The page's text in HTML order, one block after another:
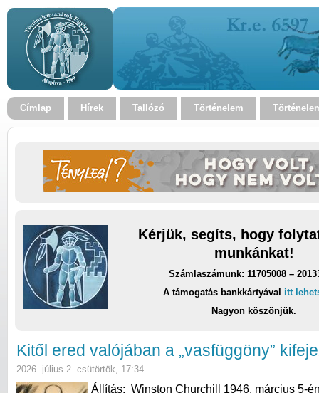
Címlap Hírek Tallózó Történelem
Kérjük, segíts, hogy
munkánkat!
Számlaszámunk: 11705008 –
A támogatás bankkártyával itt
Nagyon köszönjük.
Kitől ered valójában a „vasfüggöny”
2026. július 2. csütörtök, 17:34
Állítás: Winston Churchill 1946. március 5-